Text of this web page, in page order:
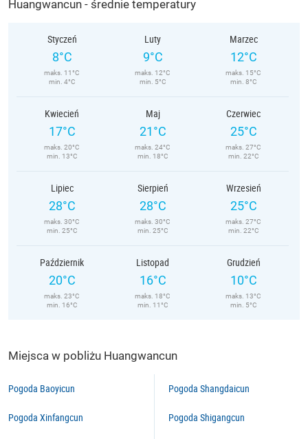
Huangwancun - średnie temperatury
Styczeń
8°C
maks. 11°C
min. 4°C
Luty
9°C
maks. 12°C
min. 5°C
Marzec
12°C
maks. 15°C
min. 8°C
Kwiecień
17°C
maks. 20°C
min. 13°C
Maj
21°C
maks. 24°C
min. 18°C
Czerwiec
25°C
maks. 27°C
min. 22°C
Lipiec
28°C
maks. 30°C
min. 25°C
Sierpień
28°C
maks. 30°C
min. 25°C
Wrzesień
25°C
maks. 27°C
min. 22°C
Październik
20°C
maks. 23°C
min. 16°C
Listopad
16°C
maks. 18°C
min. 11°C
Grudzień
10°C
maks. 13°C
min. 5°C
Miejsca w pobliżu Huangwancun
Pogoda Baoyicun
Pogoda Xinfangcun
Pogoda Shangdaicun
Pogoda Shigangcun